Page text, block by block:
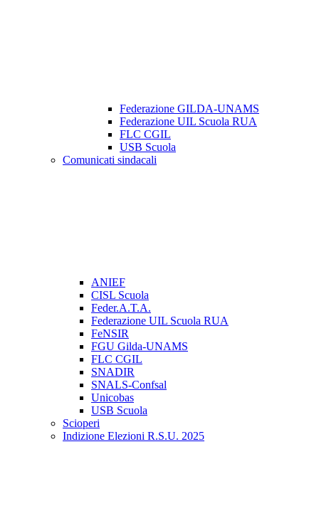
Federazione GILDA-UNAMS
Federazione UIL Scuola RUA
FLC CGIL
USB Scuola
Comunicati sindacali
ANIEF
CISL Scuola
Feder.A.T.A.
Federazione UIL Scuola RUA
FeNSIR
FGU Gilda-UNAMS
FLC CGIL
SNADIR
SNALS-Confsal
Unicobas
USB Scuola
Scioperi
Indizione Elezioni R.S.U. 2025